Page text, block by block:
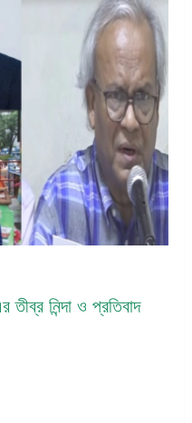
তীব্র নিন্দা ও প্রতিবাদ